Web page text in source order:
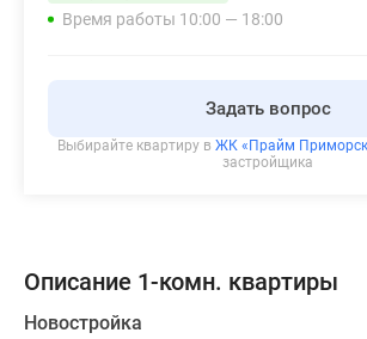
Время работы 10:00 — 18:00
Задать вопрос
Выбирайте квартиру в ЖК «Прайм
застройщика
Описание 1-комн. квартиры
Новостройка